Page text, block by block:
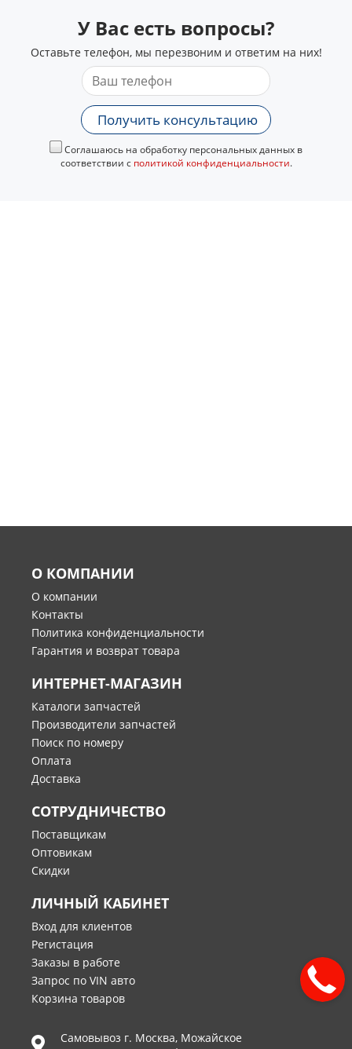
У Вас есть вопросы?
Оставьте телефон, мы перезвоним и ответим на них!
Получить консультацию
Соглашаюсь на обработку персональных данных в
соответствии с политикой конфиденциальности.
О КОМПАНИИ
О компании
Контакты
Политика конфиденциальности
Гарантия и возврат товара
ИНТЕРНЕТ-МАГАЗИН
Каталоги запчастей
Производители запчастей
Поиск по номеру
Оплата
Доставка
СОТРУДНИЧЕСТВО
Поставщикам
Оптовикам
Скидки
ЛИЧНЫЙ КАБИНЕТ
Вход для клиентов
Регистация
Заказы в работе
Запрос по VIN авто
Корзина товаров
Самовывоз г. Москва, Можайское